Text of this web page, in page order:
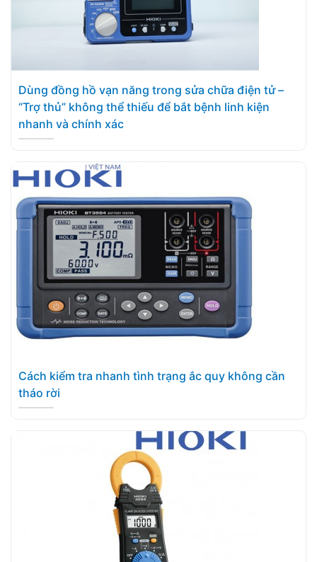
Dùng đồng hồ vạn năng trong sửa chữa điện tử –
“Trợ thủ” không thể thiếu để bắt bệnh linh kiện
nhanh và chính xác
Cách kiểm tra nhanh tình trạng ắc quy không cần
tháo rời